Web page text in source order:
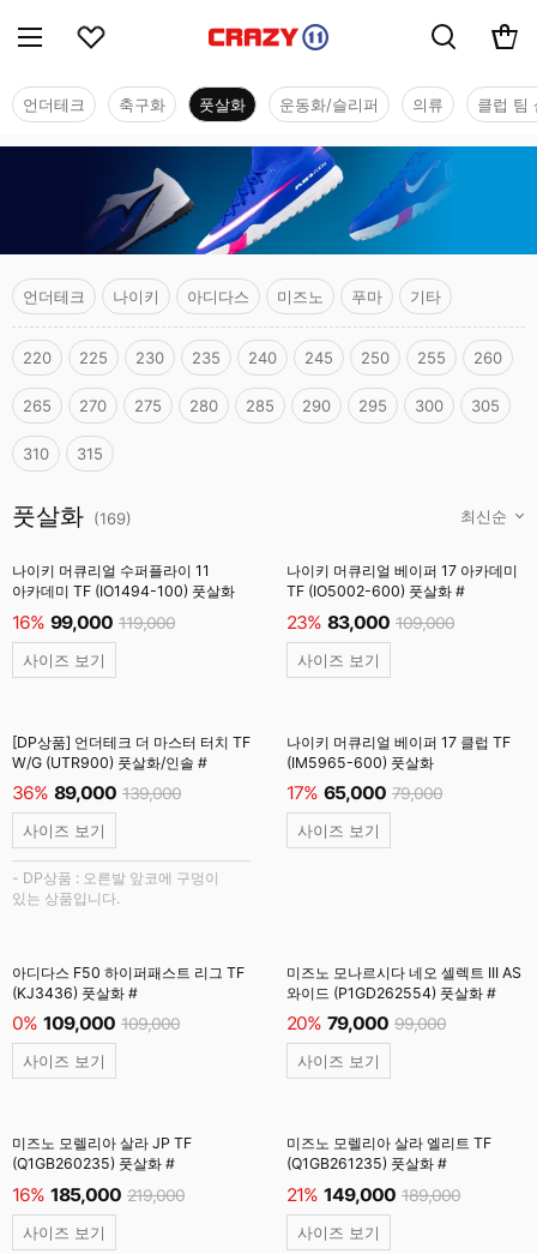
언더테크 축구화 풋살화 운동화/슬리퍼 의류 클럽 팀
언더테크 나이키 아디다스 미즈노 푸마 기타
220 225 230 235 240 245 250 255 260
265 270 275 280 285 290 295 300 305
310 315
풋살화 (169)
나이키 머큐리얼 수퍼플라이 11
아카데미 TF (IO1494-100) 풋살화
16% 99,000 119,000
사이즈 보기
나이키 머큐리얼 베이퍼 17 아카데미
TF (IO5002-600) 풋살화 #
23% 83,000 109,000
사이즈 보기
[DP상품] 언더테크 더 마스터 터치 TF
W/G (UTR900) 풋살화/인솔 #
36% 89,000 139,000
사이즈 보기
- DP상품 : 오른발 앞코에 구멍이
있는 상품입니다.
나이키 머큐리얼 베이퍼 17 클럽 TF
(IM5965-600) 풋살화
17% 65,000 79,000
사이즈 보기
아디다스 F50 하이퍼패스트 리그 TF
(KJ3436) 풋살화 #
0% 109,000 109,000
사이즈 보기
미즈노 모나르시다 네오 셀렉트 III AS
와이드 (P1GD262554) 풋살화 #
20% 79,000 99,000
사이즈 보기
미즈노 모렐리아 살라 JP TF
(Q1GB260235) 풋살화 #
16% 185,000 219,000
사이즈 보기
미즈노 모렐리아 살라 엘리트 TF
(Q1GB261235) 풋살화 #
21% 149,000 189,000
사이즈 보기